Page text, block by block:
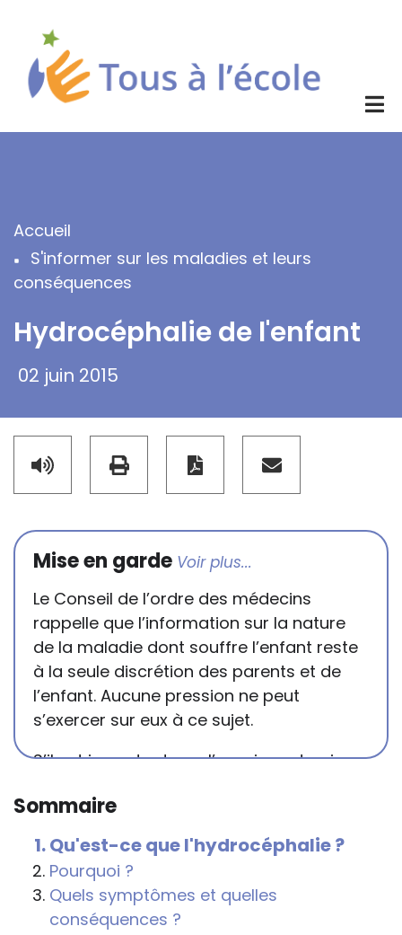
contenu
principal
Fil
d'Ariane
Accueil
S'informer sur les maladies et leurs
conséquences
Hydrocéphalie de l'enfant
02 juin 2015
Mise en garde
Le Conseil de l’ordre des médecins
rappelle que l’information sur la nature
de la maladie dont souffre l’enfant reste
à la seule discrétion des parents et de
l’enfant. Aucune pression ne peut
s’exercer sur eux à ce sujet.
S’il est important que l’enseignant puisse
conséquences de la maladie ou du
handicap sur les apprentissages, cela ne
passe pas forcément pas l’exposé du
diagnostic en tant que tel.
Cette information doit être adaptée par
Sommaire
Qu'est-ce que l'hydrocéphalie ?
Pourquoi ?
Quels symptômes et quelles
conséquences ?